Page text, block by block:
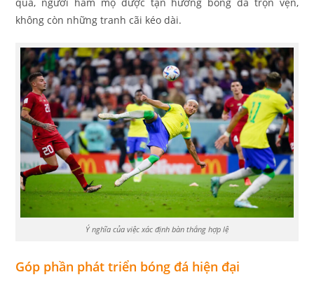
không còn những tranh cãi kéo dài.
Ý nghĩa của việc xác định bàn thắng hợp lệ
Góp phần phát triển bóng đá hiện đại